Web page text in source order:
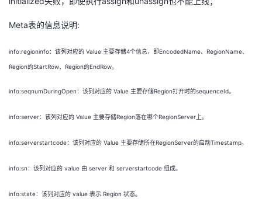
Meta表的信息说明 :
info:regioninfo：该列对应的 Value 主要存储4个信息，即EncodedName、 RegionName、
Region的StartRow、 Region的EndRow。
info:seqnumDuringOpen：该列对应的 Value 主要存储Region打开时的sequenceId。
info:server：该列对应的 Value 主要存储Region落在哪个RegionServer 上。
info:serverstartcode：该列对应的 Value 主要存储所在RegionServer的启动Timestamp。
info:sn：该列对应的 value 由 server 和 serverstartcode 组成。
info:state：该列对应的 value 表示 Region 状态。